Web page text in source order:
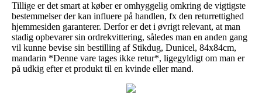
Tillige er det smart at køber er omhyggelig omkring de vigtigste
bestemmelser der kan influere på handlen, fx den returrettighed
hjemmesiden garanterer. Derfor er det i øvrigt relevant, at man
stadig opbevarer sin ordrekvittering, således man en anden gang
vil kunne bevise sin bestilling af Stikdug, Dunicel, 84x84cm,
mandarin *Denne vare tages ikke retur*, ligegyldigt om man er
på udkig efter et produkt til en kvinde eller mand.